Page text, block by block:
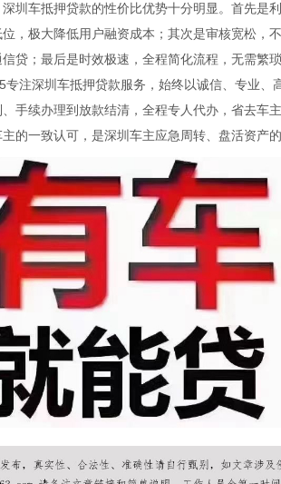
圳车抵押贷款的性价比优势十分明显。首先是
，极大降低用户融资成本；其次是审核宽松，
贷；最后是时效极速，全程简化流程，无需繁
注深圳车抵押贷款服务，始终以诚信、专业
手续办理到放款结清，全程专人代办，省去车
的一致认可，是深圳车主应急周转、盘活资产